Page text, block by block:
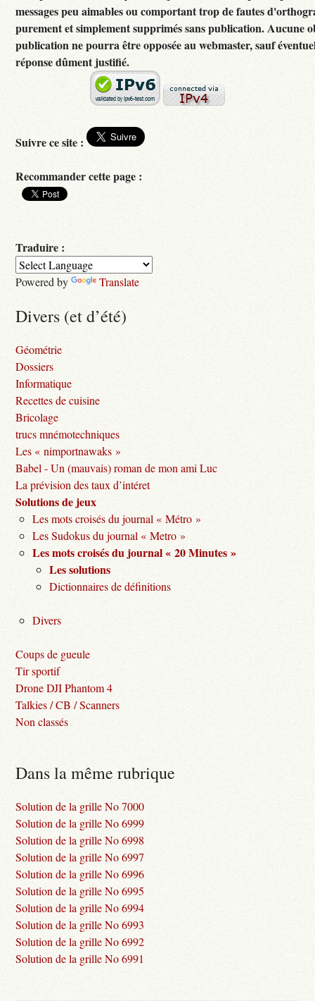
messages peu aimables ou comportant trop de fautes
purement et simplement supprimés sans publication. Aucune
publication ne pourra être opposée au webmaster, sauf
réponse dûment justifié.
Suivre ce site :
Recommander cette page :
Traduire :
Powered by Translate
Divers (et d’été)
Géométrie
Dossiers
Informatique
Recettes de cuisine
Bricolage
trucs mnémotechniques
Les « nimportnawaks »
Babel - Un (mauvais) roman de mon ami Luc
La prévision des taux d’intéret
Solutions de jeux
Les mots croisés du journal « Métro »
Les Sudokus du journal « Metro »
Les mots croisés du journal « 20 Minutes »
Les solutions
Dictionnaires de définitions
Divers
Coups de gueule
Tir sportif
Drone DJI Phantom 4
Talkies / CB / Scanners
Non classés
Dans la même rubrique
Solution de la grille No 7000
Solution de la grille No 6999
Solution de la grille No 6998
Solution de la grille No 6997
Solution de la grille No 6996
Solution de la grille No 6995
Solution de la grille No 6994
Solution de la grille No 6993
Solution de la grille No 6992
Solution de la grille No 6991